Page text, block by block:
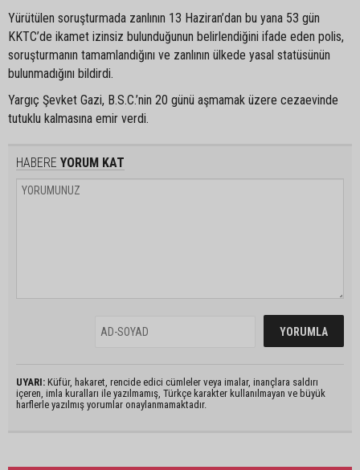
Yürütülen soruşturmada zanlının 13 Haziran’dan bu yana 53 gün
KKTC’de ikamet izinsiz bulunduğunun belirlendiğini ifade eden polis,
soruşturmanın tamamlandığını ve zanlının ülkede yasal statüsünün
bulunmadığını bildirdi.
Yargıç Şevket Gazi, B.S.C.’nin 20 günü aşmamak üzere cezaevinde
tutuklu kalmasına emir verdi.
HABERE YORUM KAT
UYARI: Küfür, hakaret, rencide edici cümleler veya imalar, inançlara saldırı
içeren, imla kuralları ile yazılmamış, Türkçe karakter kullanılmayan ve büyük
harflerle yazılmış yorumlar onaylanmamaktadır.